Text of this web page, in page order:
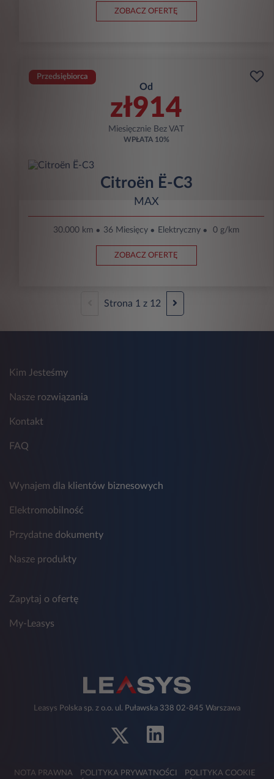
ZOBACZ OFERTĘ
Przedsiębiorca
Od
zł914
Miesięcznie Bez VAT
WPŁATA 10%
Citroën Ë-C3
MAX
30.000 km 36 Miesięcy Elektryczny 0 g/km
ZOBACZ OFERTĘ
Strona 1 z 12
Kim Jesteśmy
Nasze rozwiązania
Kontakt
FAQ
Wynajem dla klientów biznesowych
Elektromobilność
Przydatne dokumenty
Nasze produkty
Zapytaj o ofertę
My-Leasys
Leasys Polska sp. z o.o. ul. Puławska 338 02-845 Warszawa
NOTA PRAWNA POLITYKA PRYWATNOŚCI POLITYKA COOKIE